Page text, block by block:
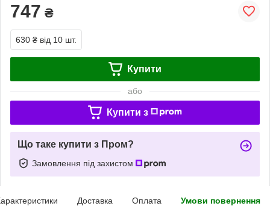
747 ₴
630 ₴ від 10 шт.
Купити
або
Купити з
Що таке купити з Пром?
Замовлення під захистом
Доставка Оплата Умови повернення